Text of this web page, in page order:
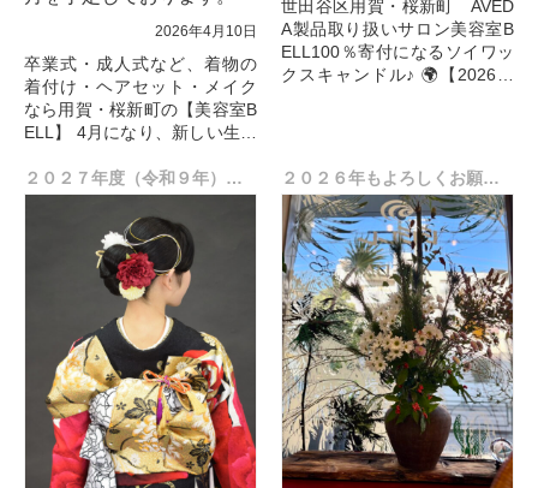
2026年4月10日
卒業式・成人式など、着物の
着付け・ヘアセット・メイク
なら用賀・桜新町の【美容室B
ELL】 4月になり、新しい生活
いででしょうか？
今年もたくさんの卒業生のご
世田谷区用賀・桜新町 AVED
A製品取り扱いサロン美容室B
ELL100％寄付になるソイワッ
クスキャンドル♪ 🌍【2026年
２０２７年度（令和９年）、成人の日のご予約、受付開始しました。
２０２６年もよろしくお願いします